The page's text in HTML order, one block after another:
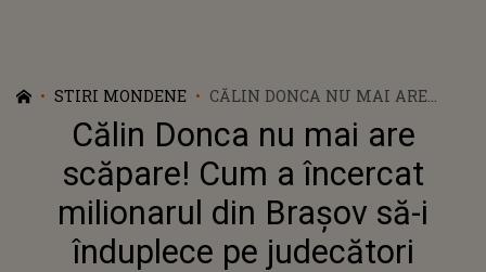
STIRI MONDENE
CĂLIN DONCA NU MAI ARE
SCĂPARE! CUM A ÎNCERCAT
MILIONARUL DIN BRAŞOV SĂ-I
ÎNDUPLECE PE JUDECĂTORI
Călin Donca nu mai are
scăpare! Cum a încercat
milionarul din Braşov să-i
înduplece pe judecători